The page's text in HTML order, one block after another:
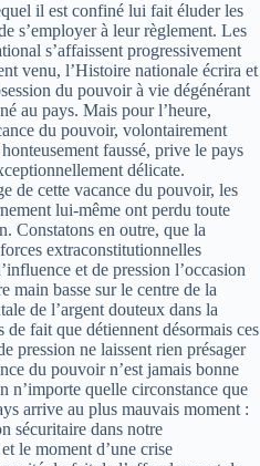
il est confiné lui fait éluder les
s’employer à leur règlement. Les
s’affaissent progressivement
venu, l’Histoire nationale écrira et
du pouvoir à vie dégénérant
au pays. Mais pour l’heure,
du pouvoir, volontairement
faussé, prive le pays
délicate.
de cette vacance du pouvoir, les
lui-­même ont perdu toute
Constatons en outre, que la
extraconstitutionnelles
et de pression l’occasion
main basse sur le centre de la
de l’argent douteux dans la
fait que détiennent désormais ces
pression ne laissent rien présager
du pouvoir n’est jamais bonne
n’importe quelle circonstance que
arrive au plus mauvais moment :
sécuritaire dans notre
le moment d’une crise